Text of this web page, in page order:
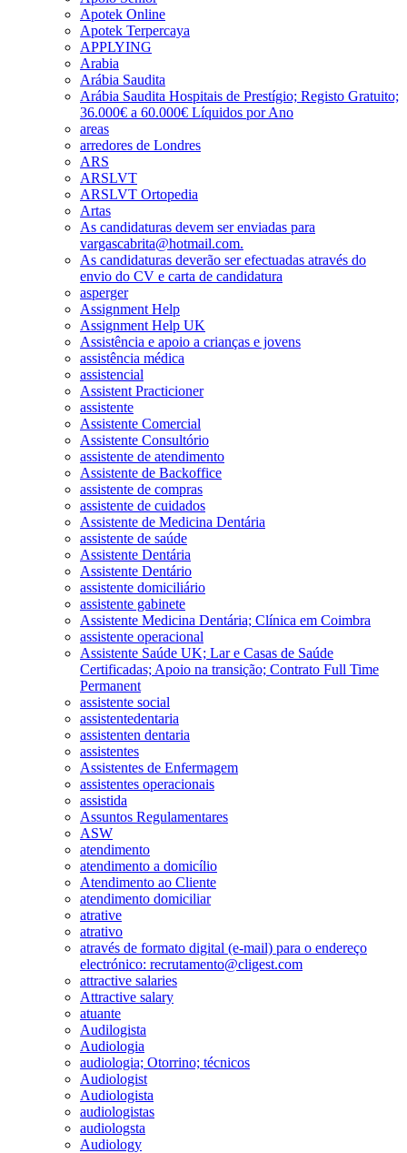
Apotek Online
Apotek Terpercaya
APPLYING
Arabia
Arábia Saudita
Arábia Saudita Hospitais de Prestígio; Registo Gratuito;
36.000€ a 60.000€ Líquidos por Ano
areas
arredores de Londres
ARS
ARSLVT
ARSLVT Ortopedia
Artas
As candidaturas devem ser enviadas para
vargascabrita@hotmail.com.
As candidaturas deverão ser efectuadas através do
envio do CV e carta de candidatura
asperger
Assignment Help
Assignment Help UK
Assistência e apoio a crianças e jovens
assistência médica
assistencial
Assistent Practicioner
assistente
Assistente Comercial
Assistente Consultório
assistente de atendimento
Assistente de Backoffice
assistente de compras
assistente de cuidados
Assistente de Medicina Dentária
assistente de saúde
Assistente Dentária
Assistente Dentário
assistente domiciliário
assistente gabinete
Assistente Medicina Dentária; Clínica em Coimbra
assistente operacional
Assistente Saúde UK; Lar e Casas de Saúde
Certificadas; Apoio na transição; Contrato Full Time
Permanent
assistente social
assistentedentaria
assistenten dentaria
assistentes
Assistentes de Enfermagem
assistentes operacionais
assistida
Assuntos Regulamentares
ASW
atendimento
atendimento a domicílio
Atendimento ao Cliente
atendimento domiciliar
atrative
atrativo
através de formato digital (e-mail) para o endereço
electrónico: recrutamento@cligest.com
attractive salaries
Attractive salary
atuante
Audilogista
Audiologia
audiologia; Otorrino; técnicos
Audiologist
Audiologista
audiologistas
audiologsta
Audiology